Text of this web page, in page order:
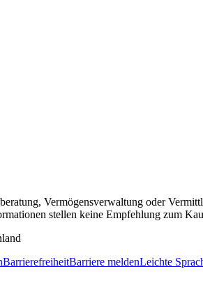
Vermögensverwaltung oder
stellen keine Empfehlung zum
BarrierefreiheitBarriere meldenLeichte